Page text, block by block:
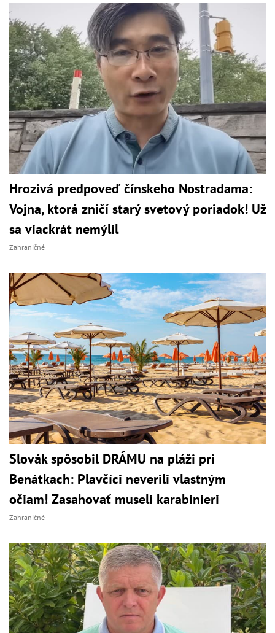
Hrozivá predpoveď čínskeho Nostradama:
Vojna, ktorá zničí starý svetový poriadok! Už
sa viackrát nemýlil
Zahraničné
Slovák spôsobil DRÁMU na pláži pri
Benátkach: Plavčíci neverili vlastným
očiam! Zasahovať museli karabinieri
Zahraničné